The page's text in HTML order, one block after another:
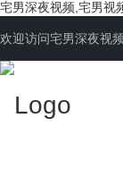
宅男深夜视频,宅男视
欢迎访问宅男深夜视